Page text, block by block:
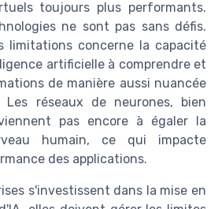
toujours plus performants.
ne sont pas sans défis.
limitations concerne la capacité
artificielle à comprendre et
de manière aussi nuancée
réseaux de neurones, bien
pas encore à égaler la
humain, ce qui impacte
des applications.
s'investissent dans la mise en